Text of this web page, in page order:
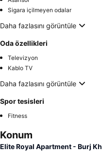
Sigara içilmeyen odalar
Daha fazlasını görüntüle
Oda özellikleri
Televizyon
Kablo TV
Daha fazlasını görüntüle
Spor tesisleri
Fitness
Konum
Elite Royal Apartment - Burj